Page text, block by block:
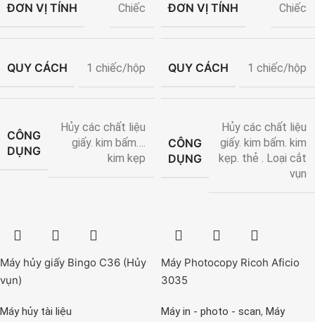
ĐƠN VỊ TÍNH Chiếc
QUY CÁCH 1 chiếc/hộp
CÔNG
DỤNG
Hủy các chất liệu
giấy. kim bấm….
kim kẹp
ĐƠN VỊ TÍNH Chiếc
QUY CÁCH 1 chiếc/hộp
CÔNG
DỤNG
Hủy các chất liệu
giấy. kim bấm. kim
kẹp. thẻ . Loại cắt
vụn
Máy hủy giấy Bingo C36 (Hủy
vụn)
Máy hủy tài liệu
Máy Photocopy Ricoh Aficio
3035
Máy in - photo - scan, Máy